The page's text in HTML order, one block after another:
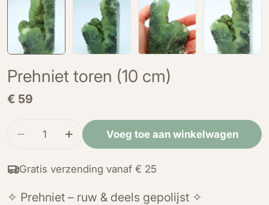
Prehniet toren (10 cm)
Normale
€ 59
Hoeveelheid
Verminder de hoeveelheid voor Prehniet toren
Verhoog de hoeveelheid voor
Voeg toe aan winkelwagen
Gratis verzending vanaf € 25
✧ Prehniet – ruw & deels gepolijst ✧